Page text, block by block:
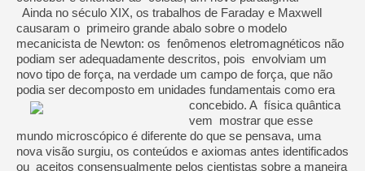
Ainda no século XIX, os trabalhos de Faraday e Maxwell
causaram o primeiro grande abalo sobre o modelo
mecanicista de Newton: os fenômenos eletromagnéticos não
podiam ser adequadamente descritos, pois envolviam um
novo tipo de força, na verdade um campo de força, que não
podia ser decomposto em unidades fundamentais como era
concebido. A física quântica
vem mostrar que esse
mundo microscópico é diferente do que se pensava, uma
nova visão surgiu, os conteúdos e axiomas antes identificados
ou aceitos consensualmente pelos cientistas sobre a maneira